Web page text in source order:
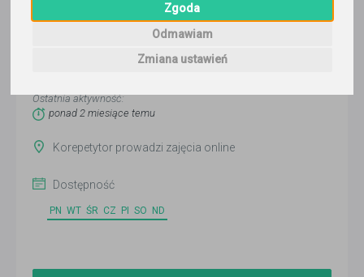
Zgoda
Odmawiam
Zmiana ustawień
COPYWRITING
Ostatnia aktywność:
ponad 2 miesiące temu
Korepetytor prowadzi zajęcia online
Dostępność
PN WT ŚR CZ PI SO ND